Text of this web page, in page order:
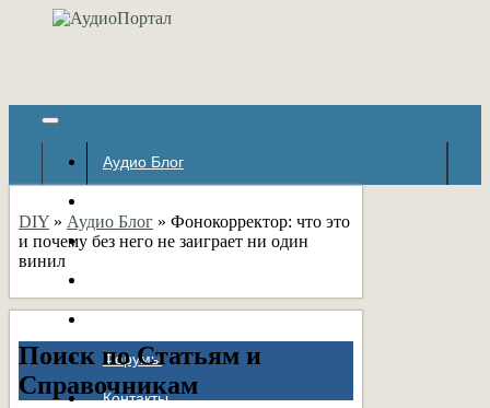
Аудио Блог
Авторские страницы
Форумы
Контакты
DIY » Аудио Блог » Фонокорректор: что это
и почему без него не заиграет ни один
винил
Поиск по Статьям и
Справочникам